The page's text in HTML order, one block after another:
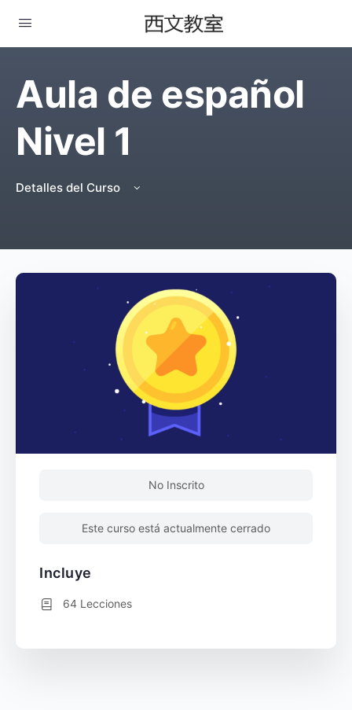
Aula de español
Nivel 1
Detalles del Curso
No Inscrito
Este curso está actualmente cerrado
Incluye
64 Lecciones